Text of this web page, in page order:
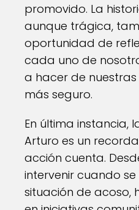
promovido. La
aunque trágica,
oportunidad de
cada uno de
a hacer de
más seguro.
En última instancia,
Arturo es un
acción cuenta.
intervenir cuando
situación de acoso,